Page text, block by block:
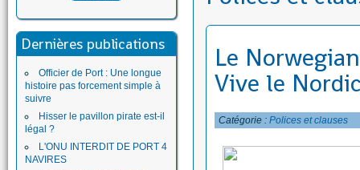
Dernières publications
Officier de Port : Une longue
histoire pas forcement simple à
suivre
Hisser le pavillon pirate est-il
légal ?
L'ONU INTERDIT DE PORT 4
NAVIRES
Le
Vive le
Catégorie :Polices et clauses